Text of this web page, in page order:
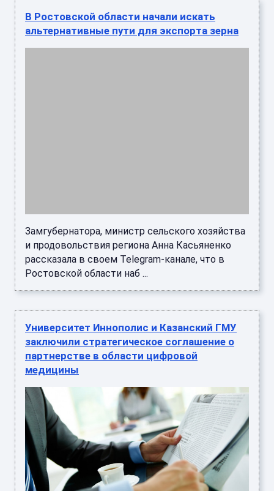
В Ростовской области начали искать
альтернативные пути для экспорта зерна
Замгубернатора, министр сельского хозяйства
и продовольствия региона Анна Касьяненко
рассказала в своем Telegram-канале, что в
Ростовской области наб ...
Университет Иннополис и Казанский ГМУ
заключили стратегическое соглашение о
партнерстве в области цифровой
медицины